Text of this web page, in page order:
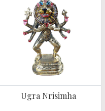
Ugra Nrisimha